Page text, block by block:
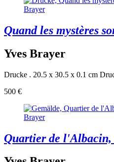
Quand les mystères
Yves Brayer
Drucke . 20.5 x 30.5 x 0.1 cm
500 €
Quartier de l'Albacin,